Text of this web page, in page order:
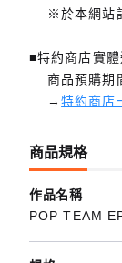
※於本網站
■特約商店實體
商品預購期
→特約商店
商品規格
作品名稱
POP TEAM